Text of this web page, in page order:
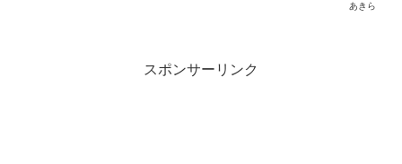
あきら
スポンサーリンク